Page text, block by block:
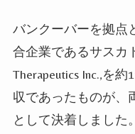
バンクーバーを拠点
合企業であるサスカ
Therapeutics Inc.,を
収であったものが、
として決着し ました。